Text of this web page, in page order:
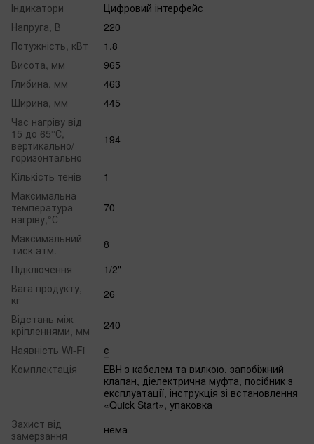
Індикатори
Цифровий інтерфейс
Напруга, В
220
Потужність, кВт
1,8
Висота, мм
965
Глибина, мм
463
Ширина, мм
445
Час нагріву від
15 до 65°С,
вертикально/
горизонтально
194
Кількість тенів
1
Максимальна
температура
нагріву,°С
70
Максимальний
тиск атм.
8
Підключення
1/2"
Вага продукту,
кг
26
Відстань між
кріпленнями, мм
240
Наявність Wi-Fi
є
Комплектація
ЕВН з кабелем та вилкою, запобіжний
клапан, діелектрична муфта, посібник з
експлуатації, інструкція зі встановлення
«Quick Start», упаковка
Захист від
замерзання
нема